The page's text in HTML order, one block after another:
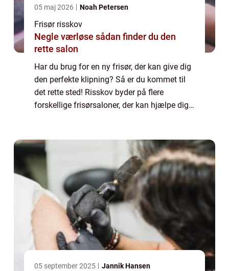
05 maj 2026 Noah Petersen
Frisør risskov
Negle værløse sådan finder du den
rette salon
Har du brug for en ny frisør, der kan give dig
den perfekte klipning? Så er du kommet til
det rette sted! Risskov byder på flere
forskellige frisørsaloner, der kan hjælpe dig
05 september 2025 Jannik Hansen